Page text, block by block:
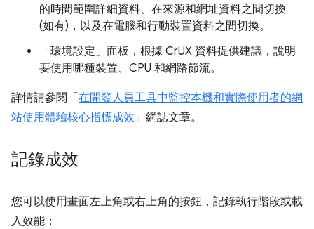
的時間範圍詳細資料、在來源和網址資料之間切換
(如有)，以及在電腦和行動裝置資料之間切換。
「環境設定」 面板，根據 CrUX 資料提供建議，說明
要使用哪種裝置、CPU 和網路節流。
詳情請參閱「在開發人員工具中監控本機和實際使用者的網
站使用體驗核心指標成效 」網誌文章。
記錄成效
您可以使用畫面左上角或右上角的按鈕，記錄執行階段或載
入效能：